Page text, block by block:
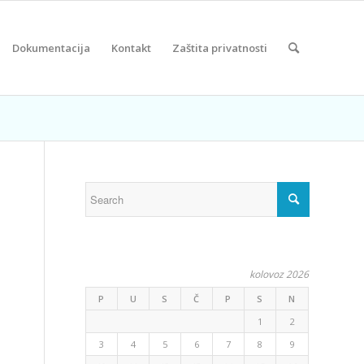
Dokumentacija Kontakt Zaštita privatnosti
kolovoz 2026
P U S Č P S
N
1
2
3
4 5 6 7 8
9